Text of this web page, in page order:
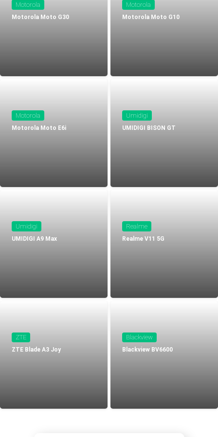
Motorola
Motorola Moto G30
Motorola
Motorola Moto G10
Motorola
Motorola Moto E6i
Umidigi
UMIDIGI BISON GT
Umidigi
UMIDIGI A9 Max
Realme
Realme V11 5G
ZTE
ZTE Blade A3 Joy
Blackview
Blackview BV6600